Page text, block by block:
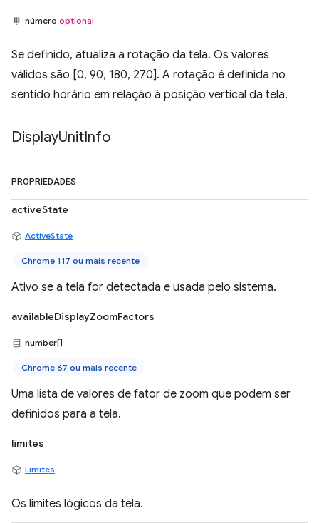
número optional
Se definido, atualiza a rotação da tela. Os valores
válidos são [0, 90, 180, 270]. A rotação é definida no
sentido horário em relação à posição vertical da tela.
DisplayUnitInfo
PROPRIEDADES
activeState
ActiveState
Chrome 117 ou mais recente
Ativo se a tela for detectada e usada pelo sistema.
availableDisplayZoomFactors
number[]
Chrome 67 ou mais recente
Uma lista de valores de fator de zoom que podem ser
definidos para a tela.
limites
Limites
Os limites lógicos da tela.